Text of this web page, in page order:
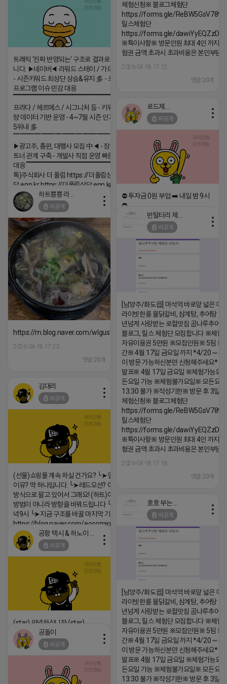
체험신청※ 블로그체험단
https://forms.gle/
릴스체험단
https://forms.gle/
※특이사항※ 방문인원 최대 4인 까지
험권 금액 초과시 초과비용은 본인부담
2026-04-18 17:12
댓글:20개
트래픽 ‘진짜 반영되는’ 구조로 결과로 보여드립
니다. ▶네이버◀ 리워드 스테이 / 가드 / 자몽 등
- 시즌키워드 최상단 상승&유지 多 - 로직변화,
프로그램 이슈 민감 대응
▔▔▔▔▔▔▔▔▔▔▔▔▔▔▔▔▔▔ ▶쿠팡◀
프라다 / 헤르메스 / 시그니처 등 - 키워드 검색
량 데이터 기반 운영 - 4~7월 시즌 인기 키워드
5위내 多
▔▔▔▔▔▔▔▔▔▔▔▔▔▔▔▔▔▔
▶광고주, 총판, 대행사 모집 中◀ - 장기 협업 파
트너 관계 구축 - 개발사 직접 운영 빠른 피드백
대응 ▔▔▔▔▔▔▔▔▔▔▔▔▔▔▔▔▔▔ (카
톡)주식회사 더 풀림 https://더풀림상
담.enn.kr https://더풀림상담.enn.kr
2026-04-18 17:26
비공개
⛔️ 투자금 0원 부업 ➡️ 내일 밤 9시
⛔️
2026-04-18 17:23
하트뿅뿅 라이언
비공개
https://m.blog.naver.com/wlgus1647/224253846149
2026-04-18 17:23
댓글:20개
비공개
[남양주/화도읍] 마석역 바로앞 넓은 매
라이빗한룸 물닭갈비, 삼계탕, 추어탕 맛
년넘게 사랑받는 로컬맛집 곰나루추어
블로그, 릴스 체험단 모집합니다 ※체험
자유이용권 5만원 ※모집인원※ 5팀 ※
간※ 4월 17일 금요일 까지 *4/20 ~ 4/
이 방문 가능하신분만 신청해주세요* ※
발표※ 4월 17일 금요일 ※체험가능요
든요일 가능 ※체험불가요일※ 모든요
13:30 불가 ※작성기한※ 방문 후 3일
체험신청※ 블로그체험단
https://forms.gle/
릴스체험단
https://forms.gle/
※특이사항※ 방문인원 최대 4인 까지
험권 금액 초과시 초과비용은 본인부담
2026-04-18 17:18
댓글:20개
김대리
비공개
(선물)쇼핑몰 계속 하실 건가요? ╰➤열심히 해도 안되는
이유? 딱 하나입니다. ╰➤레드오션? 아니요! ╰➤모두 같은
방식으로 팔고 있어서 그래요! (하트)이번엔 다릅니다. ╰➤
방법이 아니라 방향을 바꿔드립니다 ╰➤4월 21일(화) 저
녁9시 ╰➤지금 구조를 바꿀 마지막 기회
https://blog.naver.com/eocomim/224250518436
2026-04-18 17:15
비공개
[남양주/화도읍] 마석역 바로앞 넓은 매
라이빗한룸 물닭갈비, 삼계탕, 추어탕 맛
년넘게 사랑받는 로컬맛집 곰나루추어
블로그, 릴스 체험단 모집합니다 ※체험
자유이용권 5만원 ※모집인원※ 5팀 ※
간※ 4월 17일 금요일 까지 *4/20 ~ 4/
이 방문 가능하신분만 신청해주세요* ※
발표※ 4월 17일 금요일 ※체험가능요
든요일 가능 ※체험불가요일※ 모든요
13:30 불가 ※작성기한※ 방문 후 3일
비공개
(star) 안녕하십니까 (star)
2026-04-18 17:12
공돌이
비공개